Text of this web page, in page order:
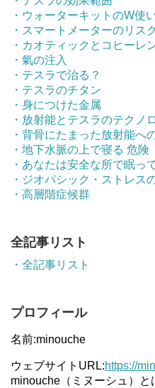
・ウォーターキットのW使
・スマートメーターのリスク
・カオティックとコヒーレ
・氣の注入
・テスラで治る？
・テスラのチタン
・身につけた金属
・放射能とテスラのテクノ
・背骨にたまった放射能へ
・地下水脈の上で寝る 危険
・あなたは安全な所で眠っ
・ジオパシック・ストレス
・高層階症候群
全記事リスト
・全記事リスト
プロフィール
名前:minouche
ウェブサイトURL:https://
minouche（ミヌーシュ）と